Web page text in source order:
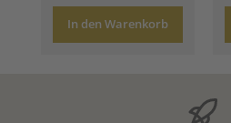
In den Warenkorb